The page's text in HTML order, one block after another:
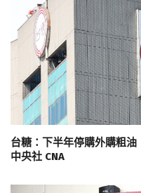
台糖：下半年停購外購粗
中央社 CNA